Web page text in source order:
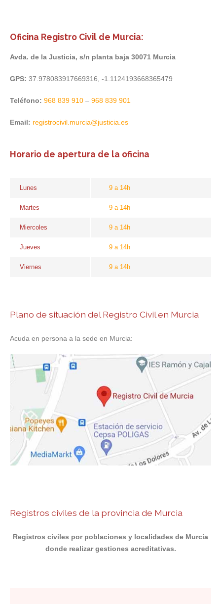
Oficina Registro Civil de Murcia:
Avda. de la Justicia, s/n planta baja 30071 Murcia
GPS: 37.978083917669316, -1.1124193668365479
Teléfono: 968 839 910 – 968 839 901
Email: registrocivil.murcia@justicia.es
Horario de apertura de la oficina
Lunes 9 a 14h
Martes 9 a 14h
Miercoles 9 a 14h
Jueves 9 a 14h
Viernes 9 a 14h
Plano de situación del Registro Civil en Murcia
Acuda en persona a la sede en Murcia:
Registros civiles de la provincia de Murcia
Registros civiles por poblaciones y localidades de Murcia
donde realizar gestiones acreditativas.